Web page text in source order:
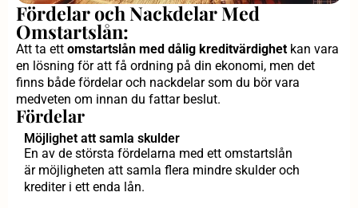
Fördelar och Nackdelar Med
Omstartslån:
Att ta ett omstartslån med dålig kreditvärdighet kan vara
en lösning för att få ordning på din ekonomi, men det
finns både fördelar och nackdelar som du bör vara
medveten om innan du fattar beslut.
Fördelar
Möjlighet att samla skulder
En av de största fördelarna med ett omstartslån
är möjligheten att samla flera mindre skulder och
krediter i ett enda lån.